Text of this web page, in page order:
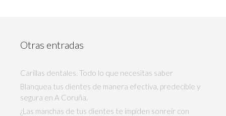
Otras entradas
Carillas dentales. Todo lo que necesitas saber
Blanquea tus dientes de manera efectiva, predecible y
segura en A Coruña.
¿Las manchas de tus dientes te impiden sonreír con